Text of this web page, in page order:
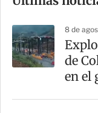
m
a
r
t
8 de
de
en el